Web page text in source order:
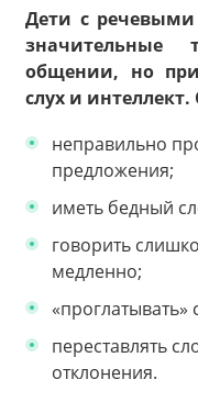
Дети с
значительные
общении, но
слух и
неправильно
предложения;
иметь бедный
говорить
медленно;
«проглатывать»
переставлять
отклонения.